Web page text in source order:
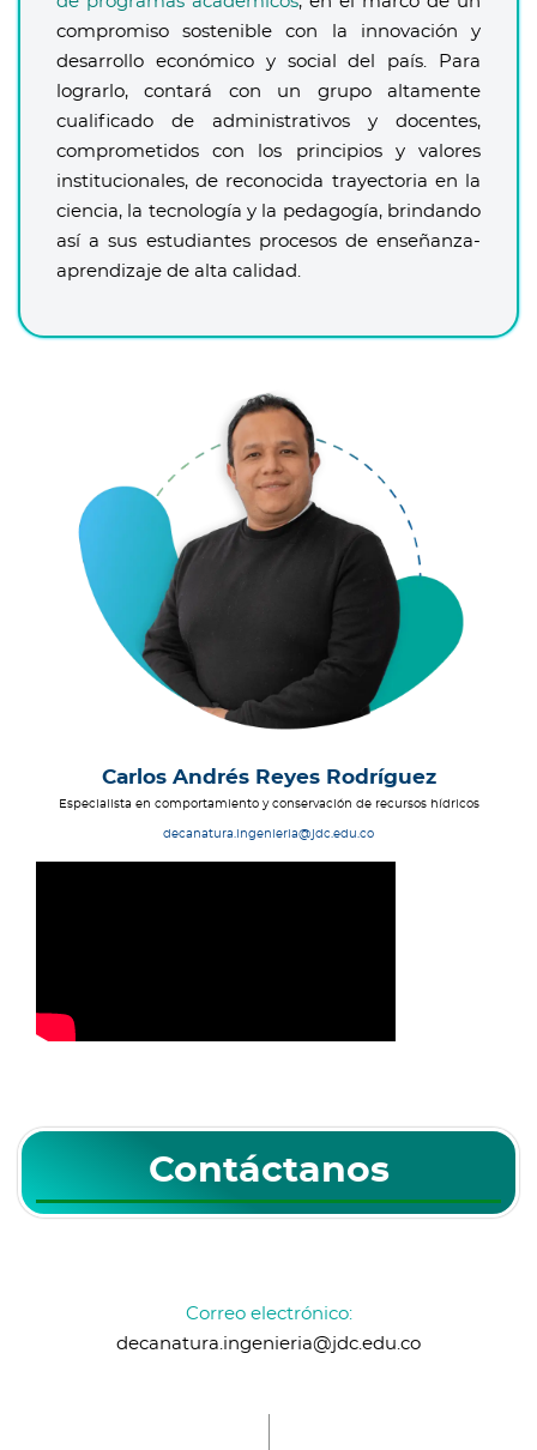
compromiso sostenible con la innovación y
desarrollo económico y social del país. Para
lograrlo, contará con un grupo altamente
cualificado de administrativos y docentes,
comprometidos con los principios y valores
institucionales, de reconocida trayectoria en la
ciencia, la tecnología y la pedagogía, brindando
así a sus estudiantes procesos de enseñanza-
aprendizaje de alta calidad.
Carlos Andrés Reyes Rodríguez
Especialista en comportamiento y conservación de recursos hídricos
decanatura.ingenieria@jdc.edu.co
Contáctanos
Correo electrónico:
decanatura.ingenieria@jdc.edu.co